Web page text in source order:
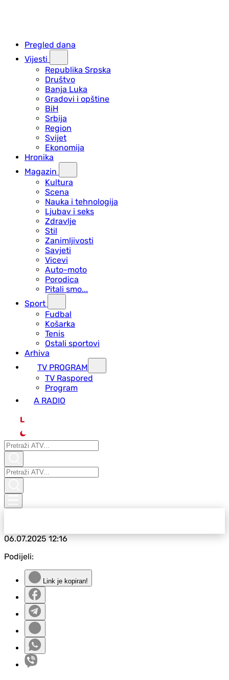
Pregled dana
Vijesti
Republika Srpska
Društvo
Banja Luka
Gradovi i opštine
BiH
Srbija
Region
Svijet
Ekonomija
Hronika
Magazin
Kultura
Scena
Nauka i tehnologija
Ljubav i seks
Zdravlje
Stil
Zanimljivosti
Savjeti
Vicevi
Auto-moto
Porodica
Pitali smo...
Sport
Fudbal
Košarka
Tenis
Ostali sportovi
Arhiva
TV PROGRAM
ТV Raspored
Program
A RADIO
L
06.07.202512:16
Podijeli:
Link je kopiran!